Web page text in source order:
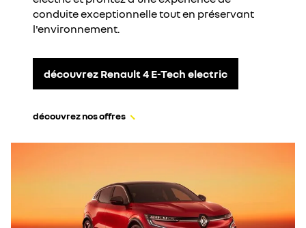
conduite exceptionnelle tout en préservant
l'environnement.
découvrez Renault 4 E-Tech electric
découvrez nos offres